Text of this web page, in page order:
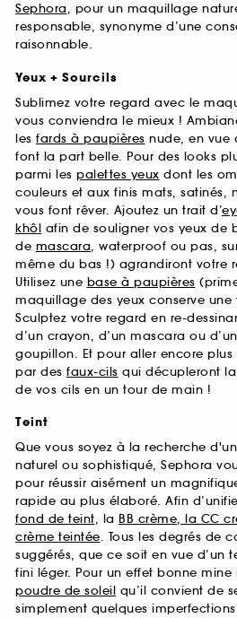
Sephora, pour un maquillage
responsable, synonyme d’une
raisonnable.
Yeux + Sourcils
Sublimez votre regard avec le
vous conviendra le mieux !
les fards à paupières nude, en vue
font la part belle. Pour des looks
parmi les palettes yeux dont les
couleurs et aux finis mats, satinés,
vous font rêver. Ajoutez un trait d’
khôl afin de souligner vos yeux de
de mascara, waterproof ou pas,
même du bas !) agrandiront votre
Utilisez une base à paupières
maquillage des yeux conserve une
Sculptez votre regard en re-
d’un crayon, d’un mascara ou
goupillon. Et pour aller encore plus
par des faux-cils qui décupleront
de vos cils en un tour de main !
Teint
Que vous soyez à la recherche
naturel ou sophistiqué, Sephora
pour réussir aisément un
rapide au plus élaboré. Afin
fond de teint, la BB crème, la CC
crème teintée. Tous les degrés de
suggérés, que ce soit en vue d’un
fini léger. Pour un effet bonne mine
poudre de soleil qu’il convient de
simplement quelques imperfections